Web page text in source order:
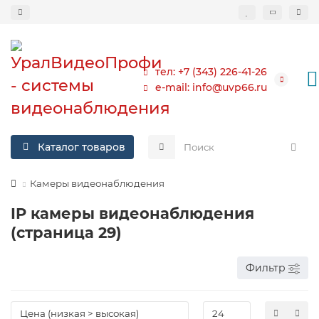
тел: +7 (343) 226-41-26
e-mail: info@uvp66.ru
Каталог товаров
Камеры видеонаблюдения
IP камеры видеонаблюдения
(страница 29)
Фильтр